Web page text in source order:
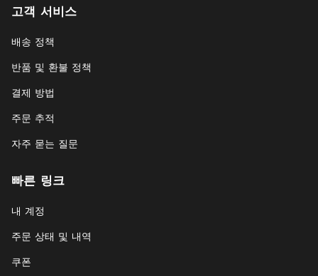
고객 서비스
배송 정책
반품 및 환불 정책
결제 방법
주문 추적
자주 묻는 질문
빠른 링크
내 계정
주문 상태 및 내역
쿠폰